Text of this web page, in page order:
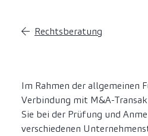
Rechtsberatung
Im Rahmen der allgemeinen
Verbindung mit M&A-
Sie bei der Prüfung und
verschiedenen